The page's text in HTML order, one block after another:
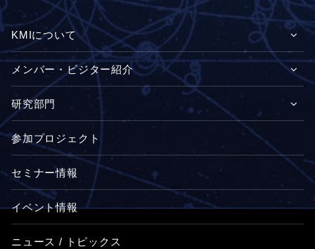
KMIについて
メンバー・ビジター紹介
研究部門
参加プロジェクト
セミナー情報
イベント情報
ニュース / トピックス